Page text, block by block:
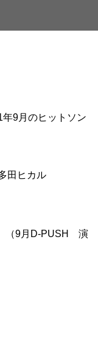
9月のヒットソン
田ヒカル
月D-PUSH 演
木村弓